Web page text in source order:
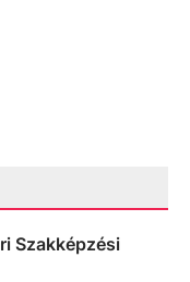
Szakképzési